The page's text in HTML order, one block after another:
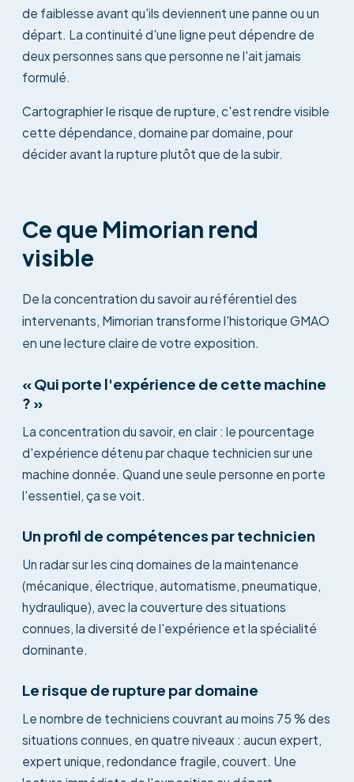
de faiblesse avant qu'ils deviennent une panne ou un
départ. La continuité d'une ligne peut dépendre de
deux personnes sans que personne ne l'ait jamais
formulé.
Cartographier le risque de rupture, c'est rendre visible
cette dépendance, domaine par domaine, pour
décider avant la rupture plutôt que de la subir.
Ce que Mimorian rend
visible
De la concentration du savoir au référentiel des
intervenants, Mimorian transforme l'historique GMAO
en une lecture claire de votre exposition.
« Qui porte l'expérience de cette machine
? »
La concentration du savoir, en clair : le pourcentage
d'expérience détenu par chaque technicien sur une
machine donnée. Quand une seule personne en porte
l'essentiel, ça se voit.
Un profil de compétences par technicien
Un radar sur les cinq domaines de la maintenance
(mécanique, électrique, automatisme, pneumatique,
hydraulique), avec la couverture des situations
connues, la diversité de l'expérience et la spécialité
dominante.
Le risque de rupture par domaine
Le nombre de techniciens couvrant au moins 75 % des
situations connues, en quatre niveaux : aucun expert,
expert unique, redondance fragile, couvert. Une